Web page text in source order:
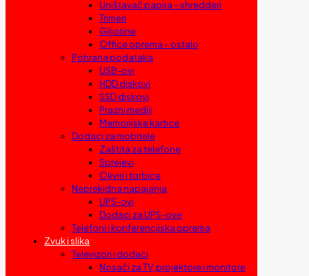
Uništavač papira – shredderi
Trimeri
Giljotine
Office oprema – ostalo
Pohrana podataka
USB-ovi
HDD diskovi
SSD diskovi
Prazni mediji
Memorijske kartice
Dodaci za mobitele
Zaštita za telefone
Sprejevi
Okviri i torbice
Neprekidna napajanja
UPS-ovi
Dodaci za UPS-ove
Telefoni i konferencijska oprema
Zvuk i slika
Televizori i dodaci
Nosači za TV, projektore i monitore